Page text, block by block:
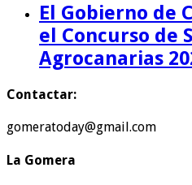
El Gobierno de
el Concurso de
Agrocanarias
Contactar:
gomeratoday@gmail.com
La Gomera